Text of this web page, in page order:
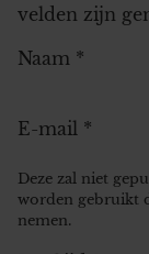
velden zijn
Naam *
E-mail *
Deze zal niet
worden gebruikt
nemen.